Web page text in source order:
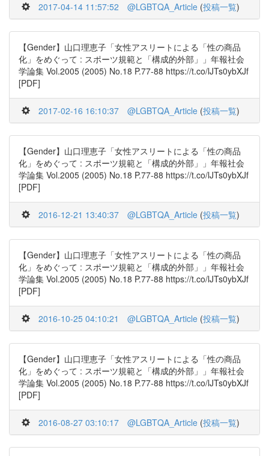
2017-04-14 11:57:52 @LGBTQA_Article (投稿一覧)
【Gender】山口理恵子「女性アスリートによる「性の商品
化」をめぐって : スポーツ規範と「構成的外部」」年報社会
学論集 Vol.2005 (2005) No.18 P.77-88 https://t.co/lJTs0ybXJf
[PDF]
2017-02-16 16:10:37 @LGBTQA_Article (投稿一覧)
【Gender】山口理恵子「女性アスリートによる「性の商品
化」をめぐって : スポーツ規範と「構成的外部」」年報社会
学論集 Vol.2005 (2005) No.18 P.77-88 https://t.co/lJTs0ybXJf
[PDF]
2016-12-21 13:40:37 @LGBTQA_Article (投稿一覧)
【Gender】山口理恵子「女性アスリートによる「性の商品
化」をめぐって : スポーツ規範と「構成的外部」」年報社会
学論集 Vol.2005 (2005) No.18 P.77-88 https://t.co/lJTs0ybXJf
[PDF]
2016-10-25 04:10:21 @LGBTQA_Article (投稿一覧)
【Gender】山口理恵子「女性アスリートによる「性の商品
化」をめぐって : スポーツ規範と「構成的外部」」年報社会
学論集 Vol.2005 (2005) No.18 P.77-88 https://t.co/lJTs0ybXJf
[PDF]
2016-08-27 03:10:17 @LGBTQA_Article (投稿一覧)